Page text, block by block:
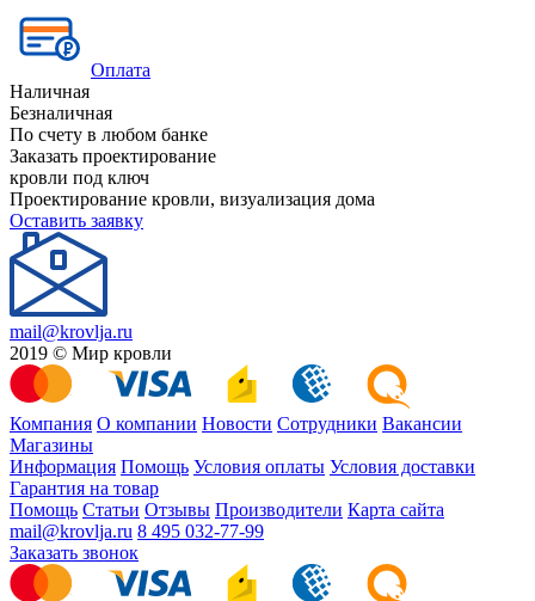
Оплата
Наличная
Безналичная
По счету в любом банке
Заказать проектирование
кровли под ключ
Проектирование кровли, визуализация дома
Оставить заявку
mail@krovlja.ru
2019 © Мир кровли
Компания О компании Новости Сотрудники Вакансии
Магазины
Информация Помощь Условия оплаты Условия доставки
Гарантия на товар
Помощь Статьи Отзывы Производители Карта сайта
mail@krovlja.ru 8 495 032-77-99
Заказать звонок